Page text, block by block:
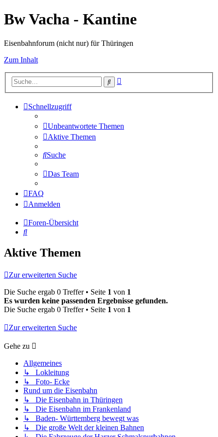
Bw Vacha - Kantine
Eisenbahnforum (nicht nur) für Thüringen
Zum Inhalt
Suche
Schnellzugriff
Unbeantwortete Themen
Aktive Themen
Suche
Das Team
FAQ
Anmelden
Foren-Übersicht
Suche
Aktive Themen
Zur erweiterten Suche
Die Suche ergab 0 Treffer • Seite 1 von 1
Es wurden keine passenden Ergebnisse gefunden.
Die Suche ergab 0 Treffer • Seite 1 von 1
Zur erweiterten Suche
Gehe zu
Allgemeines
↳ Lokleitung
↳ Foto- Ecke
Rund um die Eisenbahn
↳ Die Eisenbahn in Thüringen
↳ Die Eisenbahn im Frankenland
↳ Baden- Württemberg bewegt was
↳ Die große Welt der kleinen Bahnen